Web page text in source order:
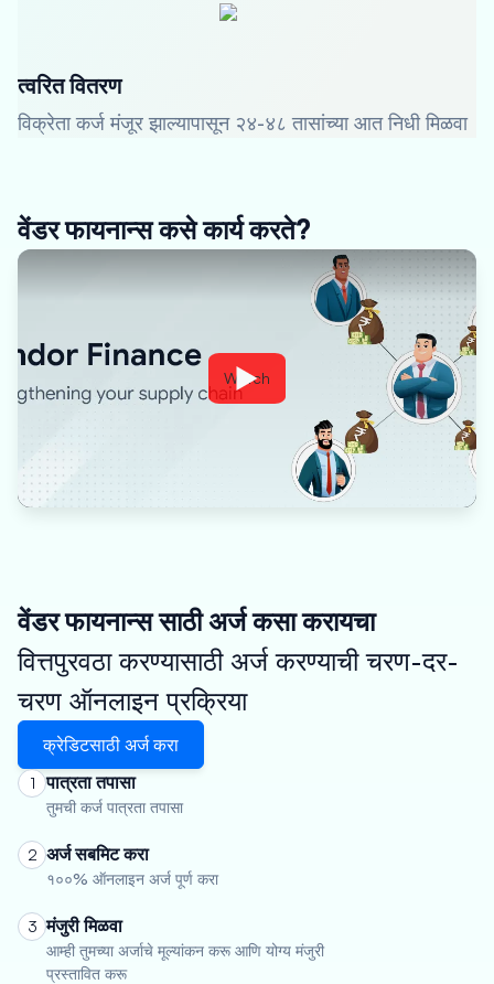
त्वरित वितरण
विक्रेता कर्ज मंजूर झाल्यापासून २४-४८ तासांच्या आत निधी मिळवा
वेंडर फायनान्स कसे कार्य करते?
Watch
वेंडर फायनान्स साठी अर्ज कसा करायचा
वित्तपुरवठा करण्यासाठी अर्ज करण्याची चरण-दर-
चरण ऑनलाइन प्रक्रिया
क्रेडिटसाठी अर्ज करा
1 पात्रता तपासा
तुमची कर्ज पात्रता तपासा
2 अर्ज सबमिट करा
१००% ऑनलाइन अर्ज पूर्ण करा
3 मंजुरी मिळवा
आम्ही तुमच्या अर्जाचे मूल्यांकन करू आणि योग्य मंजुरी
प्रस्तावित करू